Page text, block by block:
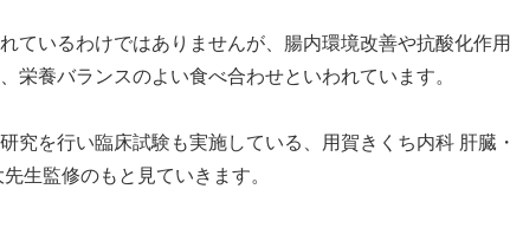
ているわけではありませんが、腸内環境改善や抗酸化作用
栄養バランスのよい食べ合わせといわれています。
究を行い臨床試験も実施している、用賀きくち内科 肝臓・
生監修のもと見ていきます。